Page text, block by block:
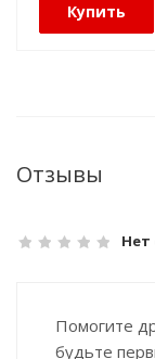
Купить
Отзывы
Нет
Помогите
будьте